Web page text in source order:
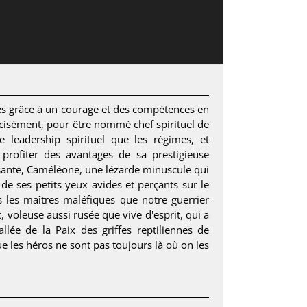
à un courage et des compétences en
pour être nommé chef spirituel de
leadership spirituel que les régimes, et
des avantages de sa prestigieuse
Caméléone, une lézarde minuscule qui
ses petits yeux avides et perçants sur le
les maîtres maléfiques que notre guerrier
voleuse aussi rusée que vive d'esprit, qui a
de la Paix des griffes reptiliennes de
les héros ne sont pas toujours là où on les